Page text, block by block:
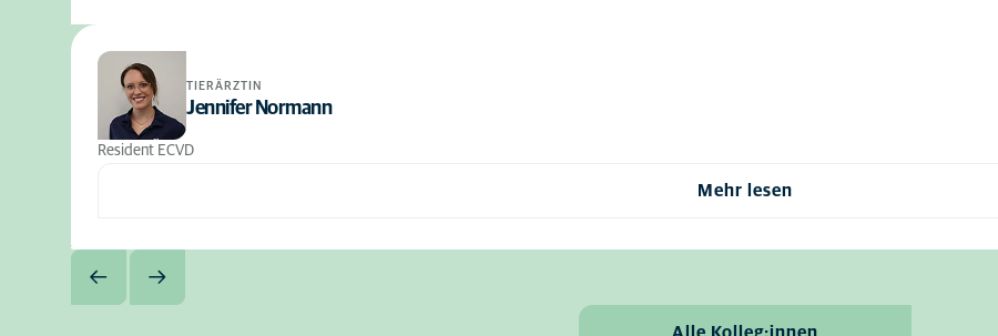
TIERÄRZTIN
Jennifer Normann
Resident ECVD
Mehr lesen
Alle Kolleg:innen